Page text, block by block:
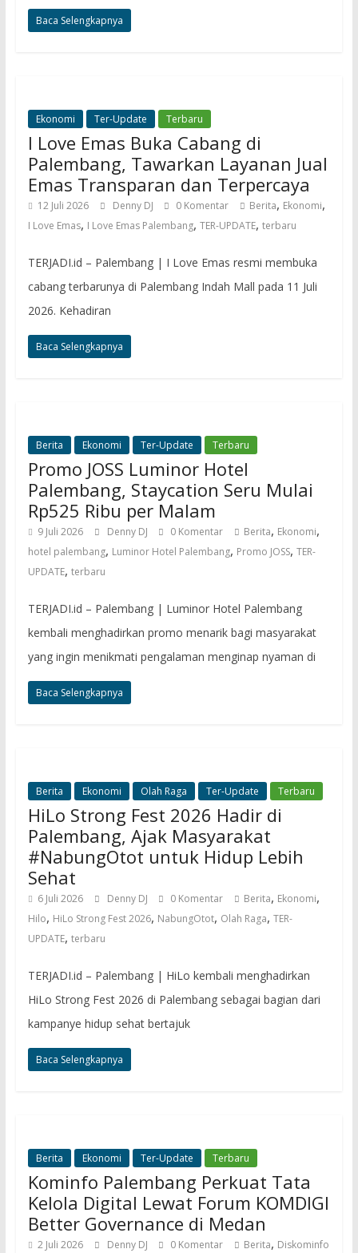
Baca Selengkapnya
Ekonomi Ter-Update Terbaru
I Love Emas Buka Cabang di
Palembang, Tawarkan Layanan Jual
Emas Transparan dan Terpercaya
12 Juli 2026 Denny DJ 0 Komentar Berita, Ekonomi,
I Love Emas, I Love Emas Palembang, TER-UPDATE, terbaru
TERJADI.id – Palembang | I Love Emas resmi membuka
cabang terbarunya di Palembang Indah Mall pada 11 Juli
2026. Kehadiran
Baca Selengkapnya
Berita Ekonomi Ter-Update Terbaru
Promo JOSS Luminor Hotel
Palembang, Staycation Seru Mulai
Rp525 Ribu per Malam
9 Juli 2026 Denny DJ 0 Komentar Berita, Ekonomi,
hotel palembang, Luminor Hotel Palembang, Promo JOSS, TER-
UPDATE, terbaru
TERJADI.id – Palembang | Luminor Hotel Palembang
kembali menghadirkan promo menarik bagi masyarakat
yang ingin menikmati pengalaman menginap nyaman di
Baca Selengkapnya
Berita Ekonomi Olah Raga Ter-Update Terbaru
HiLo Strong Fest 2026 Hadir di
Palembang, Ajak Masyarakat
#NabungOtot untuk Hidup Lebih
Sehat
6 Juli 2026 Denny DJ 0 Komentar Berita, Ekonomi,
Hilo, HiLo Strong Fest 2026, NabungOtot, Olah Raga, TER-
UPDATE, terbaru
TERJADI.id – Palembang | HiLo kembali menghadirkan
HiLo Strong Fest 2026 di Palembang sebagai bagian dari
kampanye hidup sehat bertajuk
Baca Selengkapnya
Berita Ekonomi Ter-Update Terbaru
Kominfo Palembang Perkuat Tata
Kelola Digital Lewat Forum KOMDIGI
Better Governance di Medan
2 Juli 2026 Denny DJ 0 Komentar Berita, Diskominfo